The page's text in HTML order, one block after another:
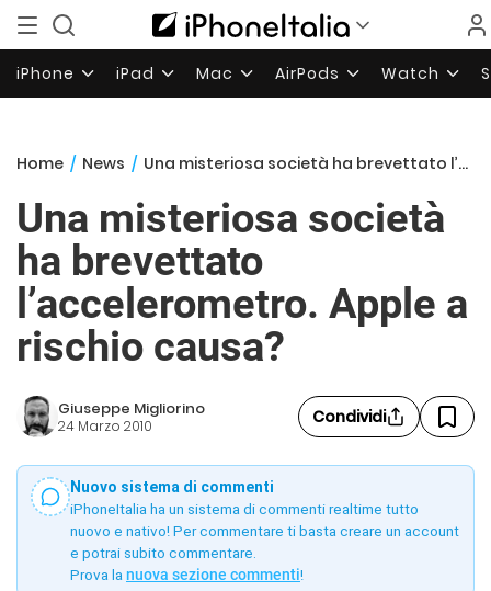
iPhone iPad Mac AirPods Watch
Home / News / Una misteriosa società ha brevettato l’accelerometro. Apple a rischio causa?
Una misteriosa società
ha brevettato
l’accelerometro. Apple a
rischio causa?
Giuseppe Migliorino
24 Marzo 2010 Condividi
Nuovo sistema di commenti
iPhoneItalia ha un sistema di commenti realtime tutto
nuovo e nativo! Per commentare ti basta creare un account
e potrai subito commentare.
Prova la nuova sezione commenti!